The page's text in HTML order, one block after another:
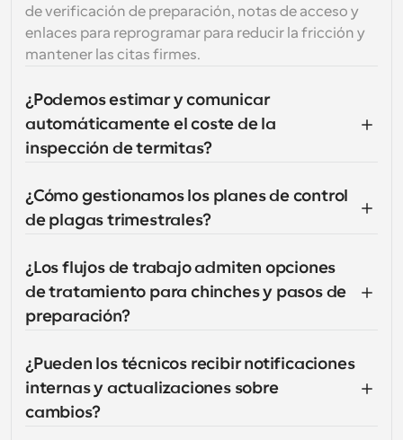
de verificación de preparación, notas de acceso y
enlaces para reprogramar para reducir la fricción y
mantener las citas firmes.
¿Podemos estimar y comunicar
automáticamente el coste de la
inspección de termitas?
¿Cómo gestionamos los planes de control
de plagas trimestrales?
¿Los flujos de trabajo admiten opciones
de tratamiento para chinches y pasos de
preparación?
¿Pueden los técnicos recibir notificaciones
internas y actualizaciones sobre
cambios?